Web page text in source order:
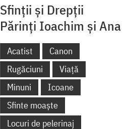
Sfinții și Drepții
Părinți Ioachim și Ana
Acatist
Canon
Rugăciuni
Viață
Minuni
Icoane
Sfinte moaște
Locuri de pelerinaj